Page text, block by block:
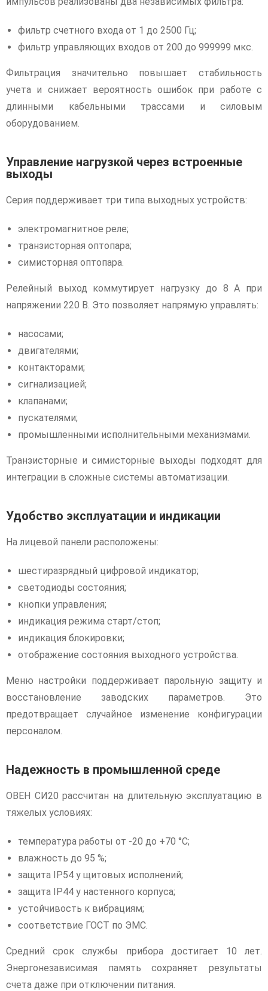
фильтр счетного входа от 1 до 2500 Гц;
фильтр управляющих входов от 200 до 999999 мкс.
Фильтрация значительно повышает стабильность
учета и снижает вероятность ошибок при работе с
длинными кабельными трассами и силовым
оборудованием.
Управление нагрузкой через встроенные
выходы
Серия поддерживает три типа выходных устройств:
электромагнитное реле;
транзисторная оптопара;
симисторная оптопара.
Релейный выход коммутирует нагрузку до 8 А при
напряжении 220 В. Это позволяет напрямую управлять:
насосами;
двигателями;
контакторами;
сигнализацией;
клапанами;
пускателями;
промышленными исполнительными механизмами.
Транзисторные и симисторные выходы подходят для
интеграции в сложные системы автоматизации.
Удобство эксплуатации и индикации
На лицевой панели расположены:
шестиразрядный цифровой индикатор;
светодиоды состояния;
кнопки управления;
индикация режима старт/стоп;
индикация блокировки;
отображение состояния выходного устройства.
Меню настройки поддерживает парольную защиту и
восстановление заводских параметров. Это
предотвращает случайное изменение конфигурации
персоналом.
Надежность в промышленной среде
ОВЕН СИ20 рассчитан на длительную эксплуатацию в
тяжелых условиях:
температура работы от -20 до +70 °C;
влажность до 95 %;
защита IP54 у щитовых исполнений;
защита IP44 у настенного корпуса;
устойчивость к вибрациям;
соответствие ГОСТ по ЭМС.
Средний срок службы прибора достигает 10 лет.
Энергонезависимая память сохраняет результаты
счета даже при отключении питания.